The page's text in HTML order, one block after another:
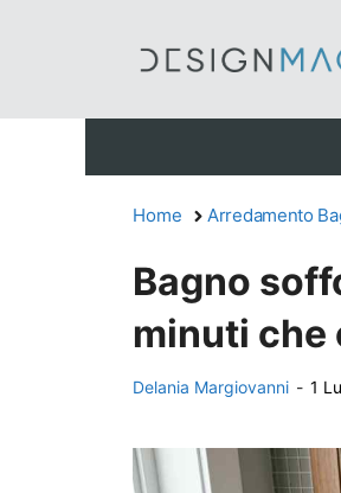
Home Arredamento
Bagno
minuti che
Delania Margiovanni - 1